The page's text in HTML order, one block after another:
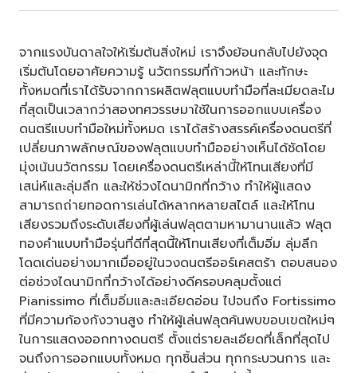
จากแรงบันดาลใจให้เริ่มต้นสิ่งใหม่ เราจึงย้อนกลับไปยังจุด
เริ่มต้นโดยอาศัยความรู้ นวัตกรรมที่ก้าวหน้า และทักษะ
ทั้งหมดที่เราได้รับจากการผลิตฟลุตแบบทำมือที่ละเมียดละไม
ที่สุดเป็นเวลากว่าสองทศวรรษมาใช้ในการออกแบบเครื่อง
ดนตรีแบบทำมือใหม่ทั้งหมด เราได้สร้างสรรค์เครื่องดนตรีที่
เปลี่ยนภาพลักษณ์ของฟลุตแบบทำมืออย่างเห็นได้ชัดโดย
มุ่งเน้นนวัตกรรม โดยเครื่องดนตรีเหล่านี้ให้โทนเสียงที่มี
เสน่ห์และลุ่มลึก และให้ช่วงไดนามิกที่กว้าง ทำให้ผู้แสดง
สามารถถ่ายทอดการเล่นได้หลากหลายสไตล์ และให้โทน
เสียงรวมถึงระดับเสียงที่ผู้เล่นฟลุตตามหามานานแล้ว ฟลุต
ทองคำแบบทำมือรุ่นที่ดีที่สุดนี้ให้โทนเสียงที่เต็มอิ่ม ลุ่มลึก
โดดเด่นอย่างมากเมื่ออยู่ในวงดนตรีออร์เคสตร้า ตอบสนอง
ต่อช่วงไดนามิกที่กว้างได้อย่างดีครอบคลุมตั้งแต่
Pianissimo ที่เต็มอิ่มและละเอียดอ่อน ไปจนถึง Fortissimo
ที่มีความก้องกังวานสูง ทำให้ผู้เล่นฟลุตค้นพบขอบเขตใหม่ๆ
ในการแสดงออกทางดนตรี ตั้งแต่รายละเอียดที่เล็กที่สุดไป
จนถึงการออกแบบทั้งหมด ทุกชิ้นส่วน ทุกกระบวนการ และ